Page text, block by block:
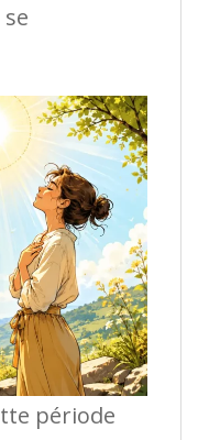
période